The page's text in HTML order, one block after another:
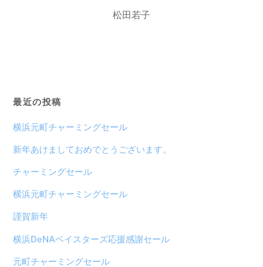
松田若子
最近の投稿
横浜元町チャーミングセール
新年あけましておめでとうございます。
チャーミングセール
横浜元町チャーミングセール
謹賀新年
横浜DeNAベイスターズ応援感謝セール
元町チャーミングセール